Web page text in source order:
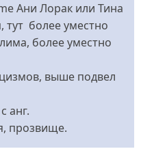
Ани Лорак или Тина
тут более уместно
более уместно
выше подвел
анг.
прозвище.